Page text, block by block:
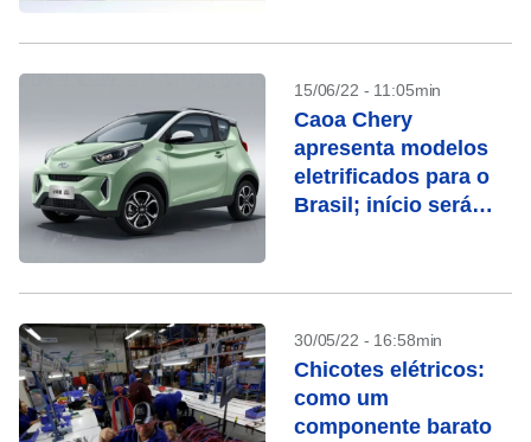
15/06/22 - 11:05min
Caoa Chery
apresenta modelos
eletrificados para o
Brasil; início será
30/05/22 - 16:58min
Chicotes elétricos:
como um
componente barato